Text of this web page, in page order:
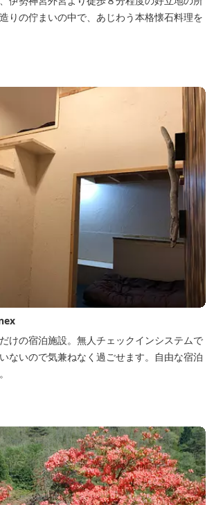
りの佇まいの中で、あじわう本格懐石料理を
けの宿泊施設。無人チェックインシステムで
ないので気兼ねなく過ごせます。自由な宿泊